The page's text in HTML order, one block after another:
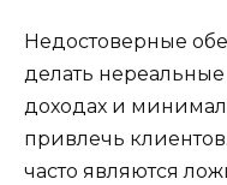
Недостоверные
делать
доходах и
привлечь
часто являются